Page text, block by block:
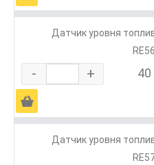
Датчик уровня
- +
Ä
Датчик уровня